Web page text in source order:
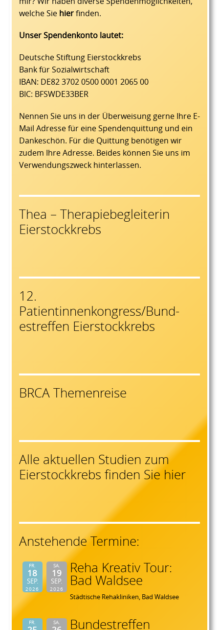
welche Sie hierfinden.
Unser Spendenkonto lautet:
Deutsche Stiftung Eierstockkrebs
Bank für Sozialwirtschaft
IBAN: DE82 3702 0500 0001 2065 00
BIC: BFSWDE33BER
Nennen Sie uns in der Überweisung gerne Ihre E-
Mail Adresse für eine Spendenquittung und ein
Dankeschön. Für die Quittung benötigen wir
zudem Ihre Adresse. Beides können Sie uns im
Verwendungszweck hinterlassen.
Thea – Therapiebegleiterin
Eierstockkrebs
12.
Patientinnenkongress/Bund-
estreffen Eierstockkrebs
BRCA Themenreise
Alle aktuellen Studien zum
Eierstockkrebs finden Sie hier
Anstehende Termine:
FR.
18
SEP.
2026
SA.
19
SEP.
2026
Reha Kreativ Tour:
Bad Waldsee
Städtische Rehakliniken, Bad Waldsee
FR. SA. Bundestreffen